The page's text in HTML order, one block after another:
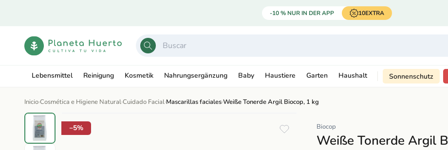
-10 % NUR IN DER APP 10EXTRA
Lebensmittel Reinigung Kosmetik Nahrungsergänzung Baby Haustiere Garten Haushalt Sonnenschutz
Inicio›Cosmética e Higiene Natural›Cuidado Facial›Mascarillas faciales›Weiße Tonerde Argil Biocop, 1 kg
Ir
a la
información
elemento
−5% Biocop
Weiße Tonerde Argil